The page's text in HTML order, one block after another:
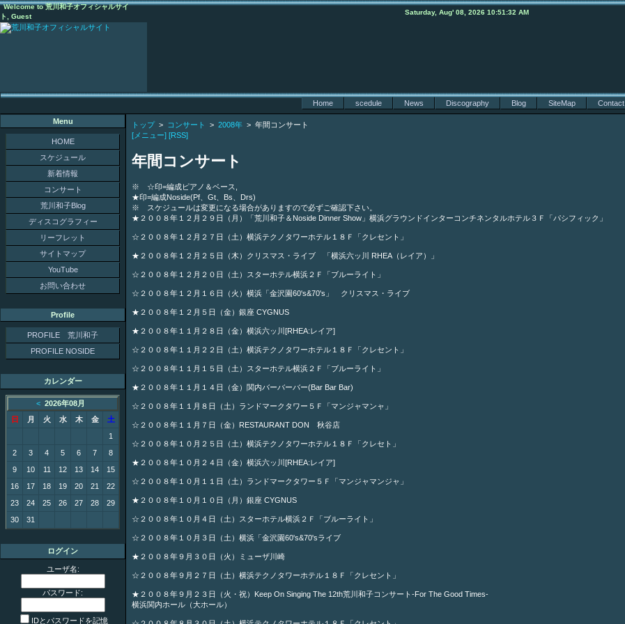
Welcome to 荒川和子オフィシャルサイ
ト, Guest
Saturday, Aug' 08, 2026 10:51:32 AM
Home scedule News Discography Blog SiteMap Contact
Menu
HOME
スケジュール
新着情報
コンサート
荒川和子Blog
ディスコグラフィー
リーフレット
サイトマップ
YouTube
お問い合わせ
Profile
PROFILE 荒川和子
PROFILE NOSIDE
カレンダー
< 2026年08月
日
月 火 水 木 金
土
1
2
3 4 5 6 7
8
9
10 11 12 13 14
15
16
17 18 19 20 21
22
23
24 25 26 27 28
29
30
31
ログイン
ユーザ名:
パスワード:
IDとパスワードを記憶
トップ> コンサート > 2008年 > 年間コンサート
[メニュー] [RSS]
年間コンサート
※ ☆印=編成ピアノ＆ベース,
★印=編成Noside(Pf、Gt、Bs、Drs)
※ スケジュールは変更になる場合がありますので必ずご確認下さい。
★２００８年１２月２９日（月）「荒川和子＆Noside Dinner Show」横浜グラウンドインターコンチネンタルホテル３Ｆ「パシフィック」
☆２００８年１２月２７日（土）横浜テクノタワーホテル１８Ｆ「クレセント」
★２００８年１２月２５日（木）クリスマス・ライブ 「横浜六ッ川 RHEA（レイア）」
☆２００８年１２月２０日（土）スターホテル横浜２Ｆ「ブルーライト」
☆２００８年１２月１６日（火）横浜「金沢園60's&70's」 クリスマス・ライブ
★２００８年１２月５日（金）銀座 CYGNUS
★２００８年１１月２８日（金）横浜六ッ川[RHEA:レイア]
☆２００８年１１月２２日（土）横浜テクノタワーホテル１８Ｆ「クレセント」
☆２００８年１１月１５日（土）スターホテル横浜２Ｆ「ブルーライト」
★２００８年１１月１４日（金）関内バーバーバー(Bar Bar Bar)
☆２００８年１１月８日（土）ランドマークタワー５Ｆ「マンジャマンャ」
☆２００８年１１月７日（金）RESTAURANT DON 秋谷店
☆２００８年１０月２５日（土）横浜テクノタワーホテル１８Ｆ「クレセト」
★２００８年１０月２４日（金）横浜六ッ川[RHEA:レイア]
☆２００８年１０月１１日（土）ランドマークタワー５Ｆ「マンジャマンジャ」
★２００８年１０月１０日（月）銀座 CYGNUS
☆２００８年１０月４日（土）スターホテル横浜２Ｆ「ブルーライト」
☆２００８年１０月３日（土）横浜「金沢園60's&70'sライブ
★２００８年９月３０日（火）ミューザ川崎
☆２００８年９月２７日（土）横浜テクノタワーホテル１８Ｆ「クレセント」
★２００８年９月２３日（火・祝）Keep On Singing The 12th荒川和子コンサート-For The Good Times-
横浜関内ホール（大ホール）